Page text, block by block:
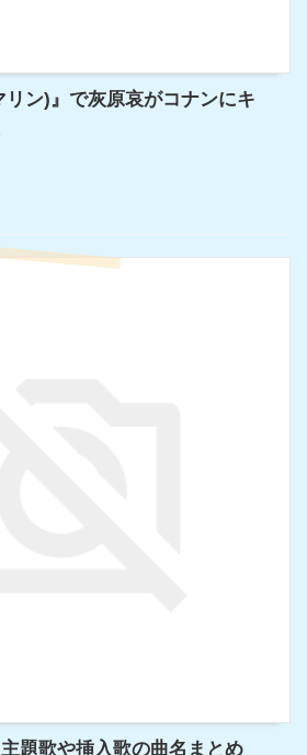
リン)』で灰原哀がコナンにキ
主題歌や挿入歌の曲名まとめ